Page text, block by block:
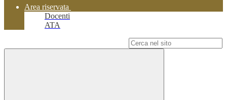
Area riservata
Docenti
ATA